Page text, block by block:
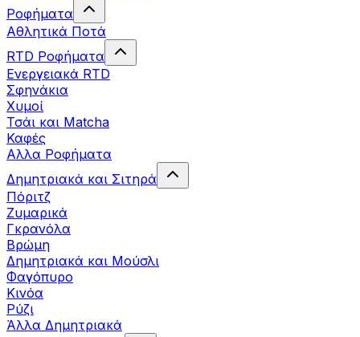
Ροφήματα
Αθλητικά Ποτά
RTD Ροφήματα
Ενεργειακά RTD
Σφηνάκια
Χυμοί
Τσάι και Matcha
Καφές
Αλλα Ροφήματα
Δημητριακά και Σιτηρά
Πόριτζ
Ζυμαρικά
Γκρανόλα
Βρώμη
Δημητριακά και Μούσλι
Φαγόπυρο
Κινόα
Ρύζι
Άλλα Δημητριακά